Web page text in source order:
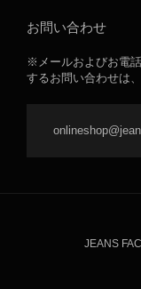
お問い合わせ
※メールおよびお電
するお問い合わせは
JEANS